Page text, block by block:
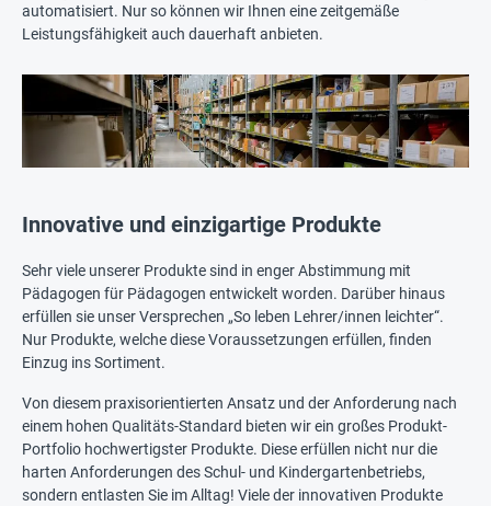
automatisiert. Nur so können wir Ihnen eine zeitgemäße
Leistungsfähigkeit auch dauerhaft anbieten.
Innovative und einzigartige Produkte
Sehr viele unserer Produkte sind in enger Abstimmung mit
Pädagogen für Pädagogen entwickelt worden. Darüber hinaus
erfüllen sie unser Versprechen „So leben Lehrer/innen leichter“.
Nur Produkte, welche diese Voraussetzungen erfüllen, finden
Einzug ins Sortiment.
Von diesem praxisorientierten Ansatz und der Anforderung nach
einem hohen Qualitäts-Standard bieten wir ein großes Produkt-
Portfolio hochwertigster Produkte. Diese erfüllen nicht nur die
harten Anforderungen des Schul- und Kindergartenbetriebs,
sondern entlasten Sie im Alltag! Viele der innovativen Produkte